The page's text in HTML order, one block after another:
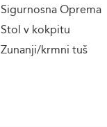
Sigurnosna Oprema
Stol v kokpitu
Zunanji/krmni tuš